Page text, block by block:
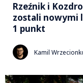
Rzeźnik i
zostali nowymi
1 punkt
Kamil